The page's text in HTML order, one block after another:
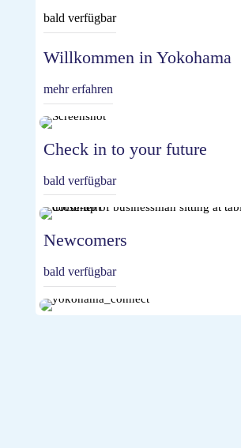
bald verfügbar
Willkommen in Yokohama
mehr erfahren
Check in to your future
bald verfügbar
Newcomers
bald verfügbar